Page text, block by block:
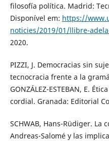
filosofía política. Madrid:
Disponível em: https://
noticies/2019/01/llibre-
2020.
PIZZI, J. Democracias sin
tecnocracia frente a la
GONZÁLEZ-ESTEBAN, E.
cordial. Granada: Editorial
SCHWAB, Hans-Rüdiger. La
Andreas-Salomé y las